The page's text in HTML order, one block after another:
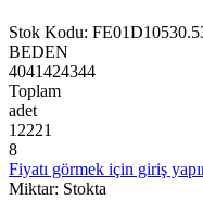
Stok Kodu:
BEDEN
4041424344
Toplam
adet
1 2221
8
Fiyatı görmek için giriş
Miktar: Stokta